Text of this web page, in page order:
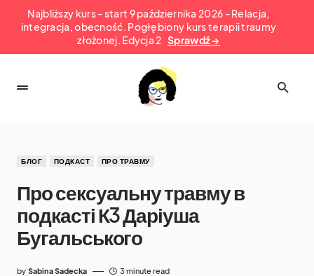
Najbliższy kurs - start 9 października 2026 - Relacja,
integracja, obecność. Pogłębiony kurs terapii traumy
złożonej. Edycja 2 Sprawdź →
БЛОГ ПОДКАСТ ПРО ТРАВМУ
Про сексуальну травму в
подкасті К3 Даріуша
Бугальського
by Sabina Sadecka 3 minute read